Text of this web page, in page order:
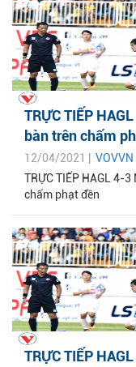
TRỰC TIẾP
bàn trên chấm
12/04/2021 | VOVVN
TRỰC TIẾP HAGL 4-
chấm phạt đền
TRỰC TIẾP